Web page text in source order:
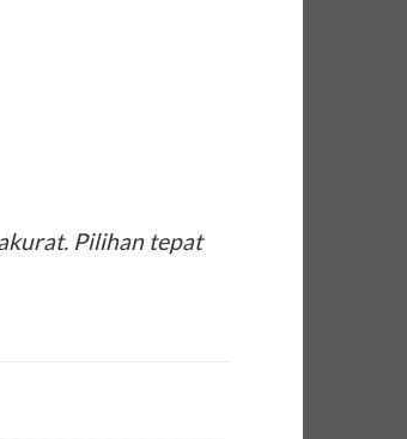
Pilihan tepat